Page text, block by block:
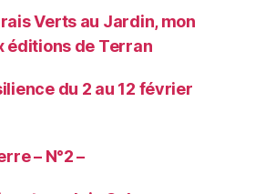
Verts au Jardin, mon
éditions de Terran
du 2 au 12 février
– N°2 –